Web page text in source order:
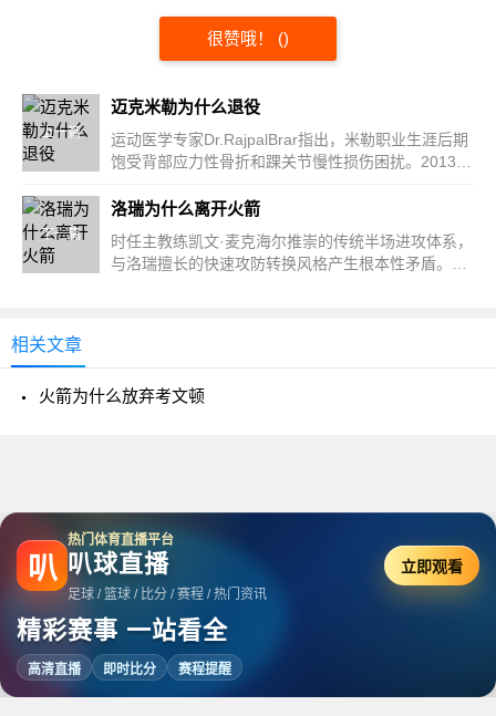
很赞哦！ ()
上一篇
迈克米勒为什么退役
运动医学专家Dr.RajpalBrar指出，米勒职业生涯后期
饱受背部应力性骨折和踝关节慢性损伤困扰。2013-
下一篇
洛瑞为什么离开火箭
时任主教练凯文·麦克海尔推崇的传统半场进攻体系，
与洛瑞擅长的快速攻防转换风格产生根本性矛盾。
相关文章
火箭为什么放弃考文顿
叭
热门体育直播平台
叭球直播
足球 / 篮球 / 比分 / 赛程 / 热门资讯
精彩赛事 一站看全
高清直播 即时比分 赛程提醒
立即观看